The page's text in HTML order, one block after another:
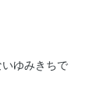
ゆみきちで